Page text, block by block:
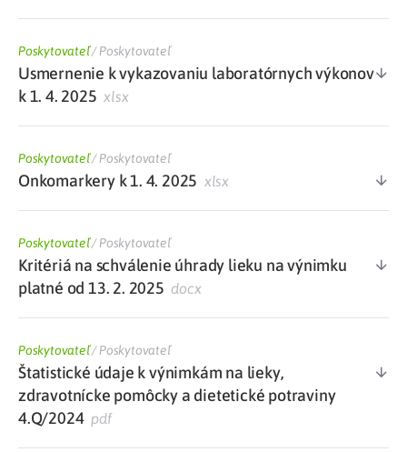
Poskytovateľ/Poskytovateľ
Usmernenie k vykazovaniu laboratórnych výkonov
k 1. 4. 2025 xlsx
Poskytovateľ/Poskytovateľ
Onkomarkery k 1. 4. 2025 xlsx
Poskytovateľ/Poskytovateľ
Kritériá na schválenie úhrady lieku na výnimku
platné od 13. 2. 2025 docx
Poskytovateľ/Poskytovateľ
Štatistické údaje k výnimkám na lieky,
zdravotnícke pomôcky a dietetické potraviny
4.Q/2024pdf